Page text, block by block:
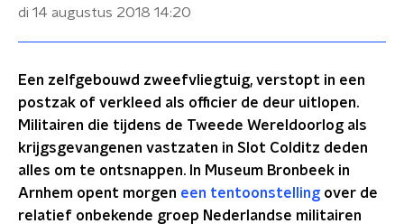
di 14 augustus 2018 14:20
Een zelfgebouwd zweefvliegtuig, verstopt in een
postzak of verkleed als officier de deur uitlopen.
Militairen die tijdens de Tweede Wereldoorlog als
krijgsgevangenen vastzaten in Slot Colditz deden
alles om te ontsnappen. In Museum Bronbeek in
Arnhem opent morgen een tentoonstellingover de
relatief onbekende groep Nederlandse militairen